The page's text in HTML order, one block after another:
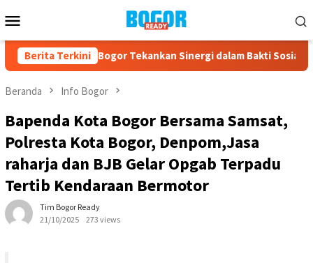
ke
Mobile
Berita Terkini
Kabupaten Bogor Tekankan Sinergi dalam Bakti Sosial HUT
Beranda Info Bogor
Bapenda Kota Bogor Bersama Samsat,
Polresta Kota Bogor, Denpom,Jasa
raharja dan BJB Gelar Opgab Terpadu
Tertib Kendaraan Bermotor
Tim Bogor Ready
21/10/2025
273 views